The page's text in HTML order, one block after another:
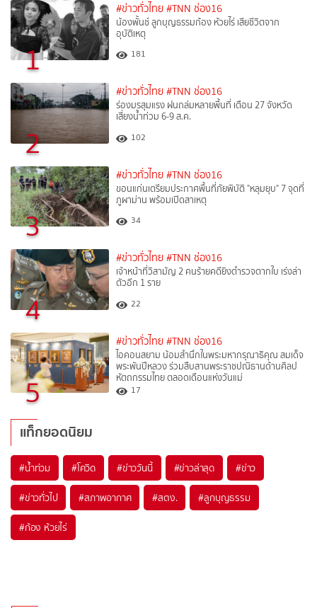
1
#ข่าวทั่วไทย #TNN ช่อง16
น้องพั้นช์ ลูกบุญธรรมก้อง ห้วยไร่ เสียชีวิตจาก
อุบัติเหตุ
181
2
#ข่าวทั่วไทย #TNN ช่อง16
ร่องมรสุมแรง ฝนถล่มหลายพื้นที่ เตือน 27 จังหวัด
เสี่ยงน้ำท่วม 6-9 ส.ค.
102
3
#ข่าวทั่วไทย #TNN ช่อง16
ขอนแก่นเตรียมประกาศพื้นที่ภัยพิบัติ "หลุมยุบ" 7 จุดที่
ภูผาม่าน พร้อมเปิดสาเหตุ
34
4
#ข่าวทั่วไทย #TNN ช่อง16
เจ้าหน้าที่วิสามัญ 2 คนร้ายคดียิงตำรวจตากใบ เร่งล่า
ตัวอีก 1 ราย
22
5
#ข่าวทั่วไทย #TNN ช่อง16
ไอคอนสยาม น้อมสำนึกในพระมหากรุณาธิคุณ สมเด็จ
พระพันปีหลวง ร่วมสืบสานพระราชปณิธานด้านศิลป
หัตถกรรมไทย ตลอดเดือนแห่งวันแม่
17
แท็กยอดนิยม
#น้ำท่วม #โควิด #ข่าววันนี้ #ข่าวล่าสุด #ข่าว
#ข่าวทั่วไป #สภาพอากาศ #สตง. #ลูกบุญธรรม
#ก้อง ห้วยไร่